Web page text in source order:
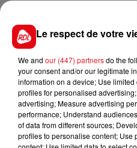
Le ministère de la Santé
autorités se porte en
fragiles ou vulnérables,
les femmes enceintes, les
encore les travailleurs
Le ministère de la Santé
recommandations :
- boire de l’eau
Le respect de votre
We and our (447) partnersdo the
your consent and/or our legitimate
information on a device; Use
profiles for personalised
advertising; Measure advertising
performance; Understand
of data from different sources;
profiles to personalise content; Use